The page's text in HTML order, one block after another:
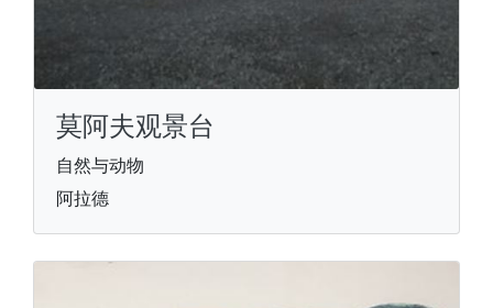
莫阿夫观景台
自然与动物
阿拉德